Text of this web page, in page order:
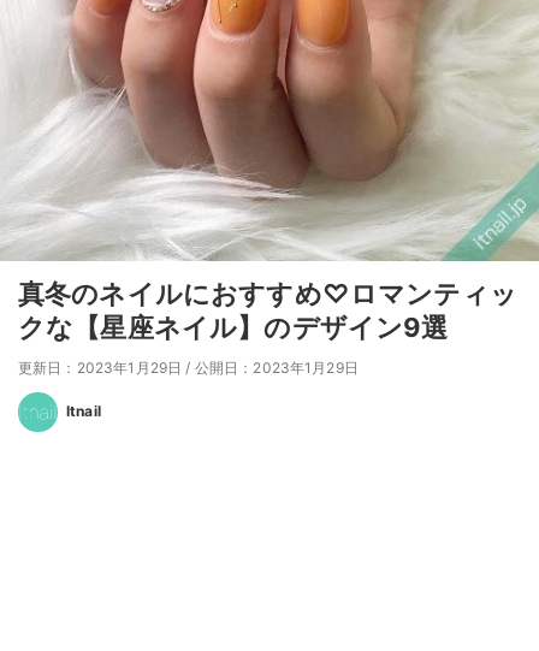
真冬のネイルにおすすめ♡ロマンティッ
クな【星座ネイル】のデザイン9選
更新日：2023年1月29日 / 公開日：2023年1月29日
Itnail